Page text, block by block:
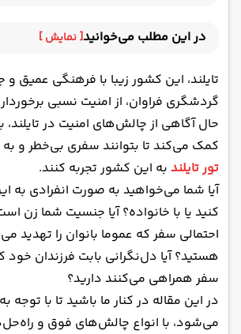
در این مطلب می‌خوانید[ نمایش ]
امنیت سفر به تایلند برای خانم‌ها
امنیت سفر خانوادگی به تایلند
تایلند، این کشور زیبا با فرهنگی عمیق و
گردشگری فراوان، از امنیت نسبی
حال آگاهی از چالش‌های امنیت در تایلند،
کمک می‌کند تا بتوانند سفری بی‌خطر و به
تور تایلند به این کشور تجربه کنند.
آیا شما می‌خواهید به صورت انفرادی به
کنید یا با خانواده؟ آیا جنسیت شما زن
احتمالی سفر که عموما بانوان را تهدید
هستید؟ آیا دل‌نگرانی بابت فرزندان خود
سفر همراهی می‌کنند دارید؟
در این مقاله در کنار ما باشید تا با توجه
می‌شود، با انواع چالش‌های فوق و